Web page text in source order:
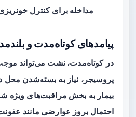
مداخله برای کنترل
پیامدهای کوتاه‌مدت و
در کوتاه‌مدت، نشت می‌تواند
پروسیجر، نیاز به بسته‌شدن محل
بیمار به بخش مراقبت‌های ویژه
احتمال بروز عوارضی مانند